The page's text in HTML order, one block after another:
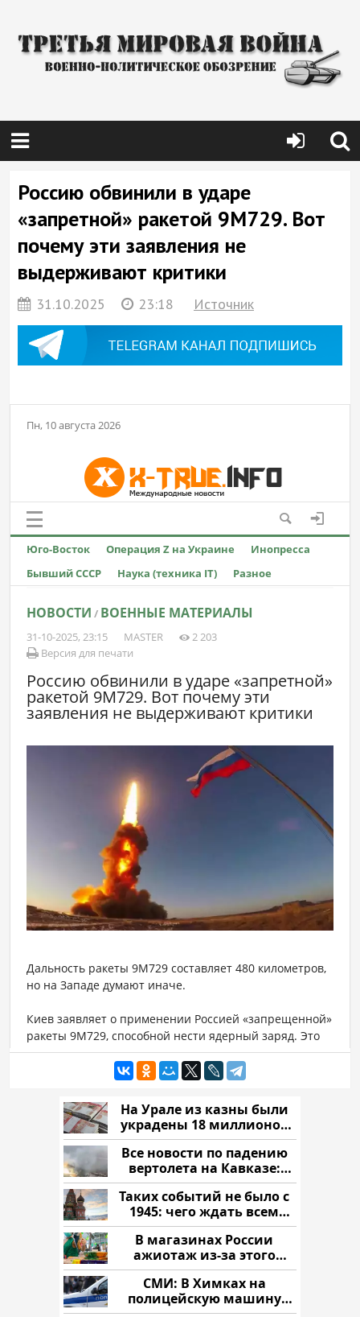
Россию обвинили в ударе
«запретной» ракетой 9М729. Вот
почему эти заявления не
выдерживают критики
31.10.2025 23:18 Источник
На Урале из казны были
украдены 18 миллионов
рублей
Все новости по падению
вертолета на Кавказе:
читать здесь
Таких событий не было с
1945: чего ждать всем
нам?
В магазинах России
ажиотаж из-за этого
продукта: что купить?
СМИ: В Химках на
полицейскую машину